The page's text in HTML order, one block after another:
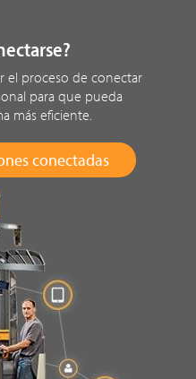
el proceso de conectar
para que pueda
más eficiente.
conectadas